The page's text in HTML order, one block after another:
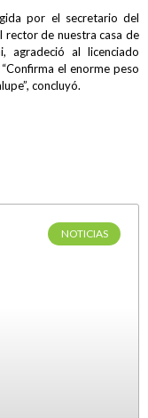
por el secretario del
rector de nuestra casa de
agradeció al licenciado
el enorme peso
concluyó.
NOTICIAS